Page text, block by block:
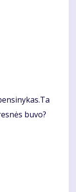
buvo?